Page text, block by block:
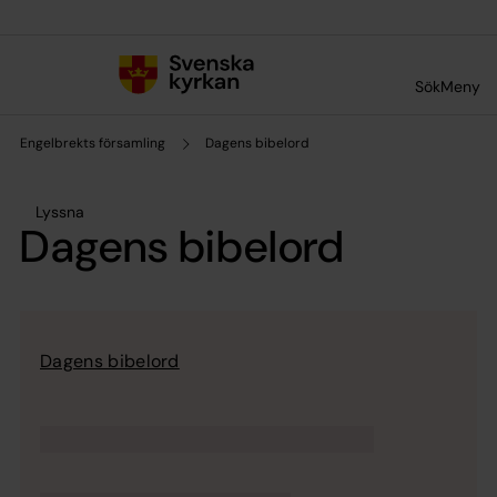
SökMeny
Engelbrekts församling Dagens bibelord
Lyssna
Dagens bibelord
Dagens bibelord